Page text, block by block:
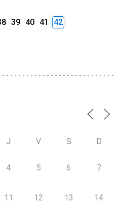
39 40 41 42
J V S D
4 5 6 7
11 12 13 14